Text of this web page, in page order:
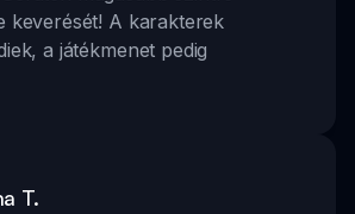
keverését! A karakterek
a játékmenet pedig
T.